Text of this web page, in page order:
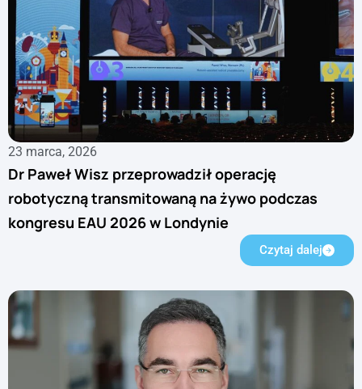
23 marca, 2026
Dr Paweł Wisz przeprowadził operację
robotyczną transmitowaną na żywo podczas
kongresu EAU 2026 w Londynie
Czytaj dalej